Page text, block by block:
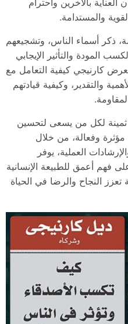
والمستدامة.
ذكر أسماء الناس، وتشجيعهم
المودة والتأثير الإيجابي
كارنيجي كيفية التعامل مع
والتقدير، وكيفية قيادتهم
ثمينة لكل من يسعى لتحسين
مؤثرة وفعالة، من خلال
العملية، يوفر
فهم أعمق للطبيعة الإنسانية
تعزز النجاح والرضا في الحياة